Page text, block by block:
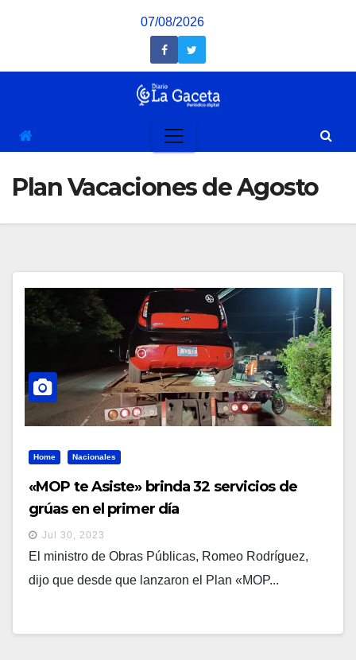
07/08/2026
Plan Vacaciones de Agosto
Home Nacionales
«MOP te Asiste» brinda 32 servicios de
grúas en el primer día
Jul 30, 2023
El ministro de Obras Públicas, Romeo Rodríguez,
dijo que desde que lanzaron el Plan «MOP...